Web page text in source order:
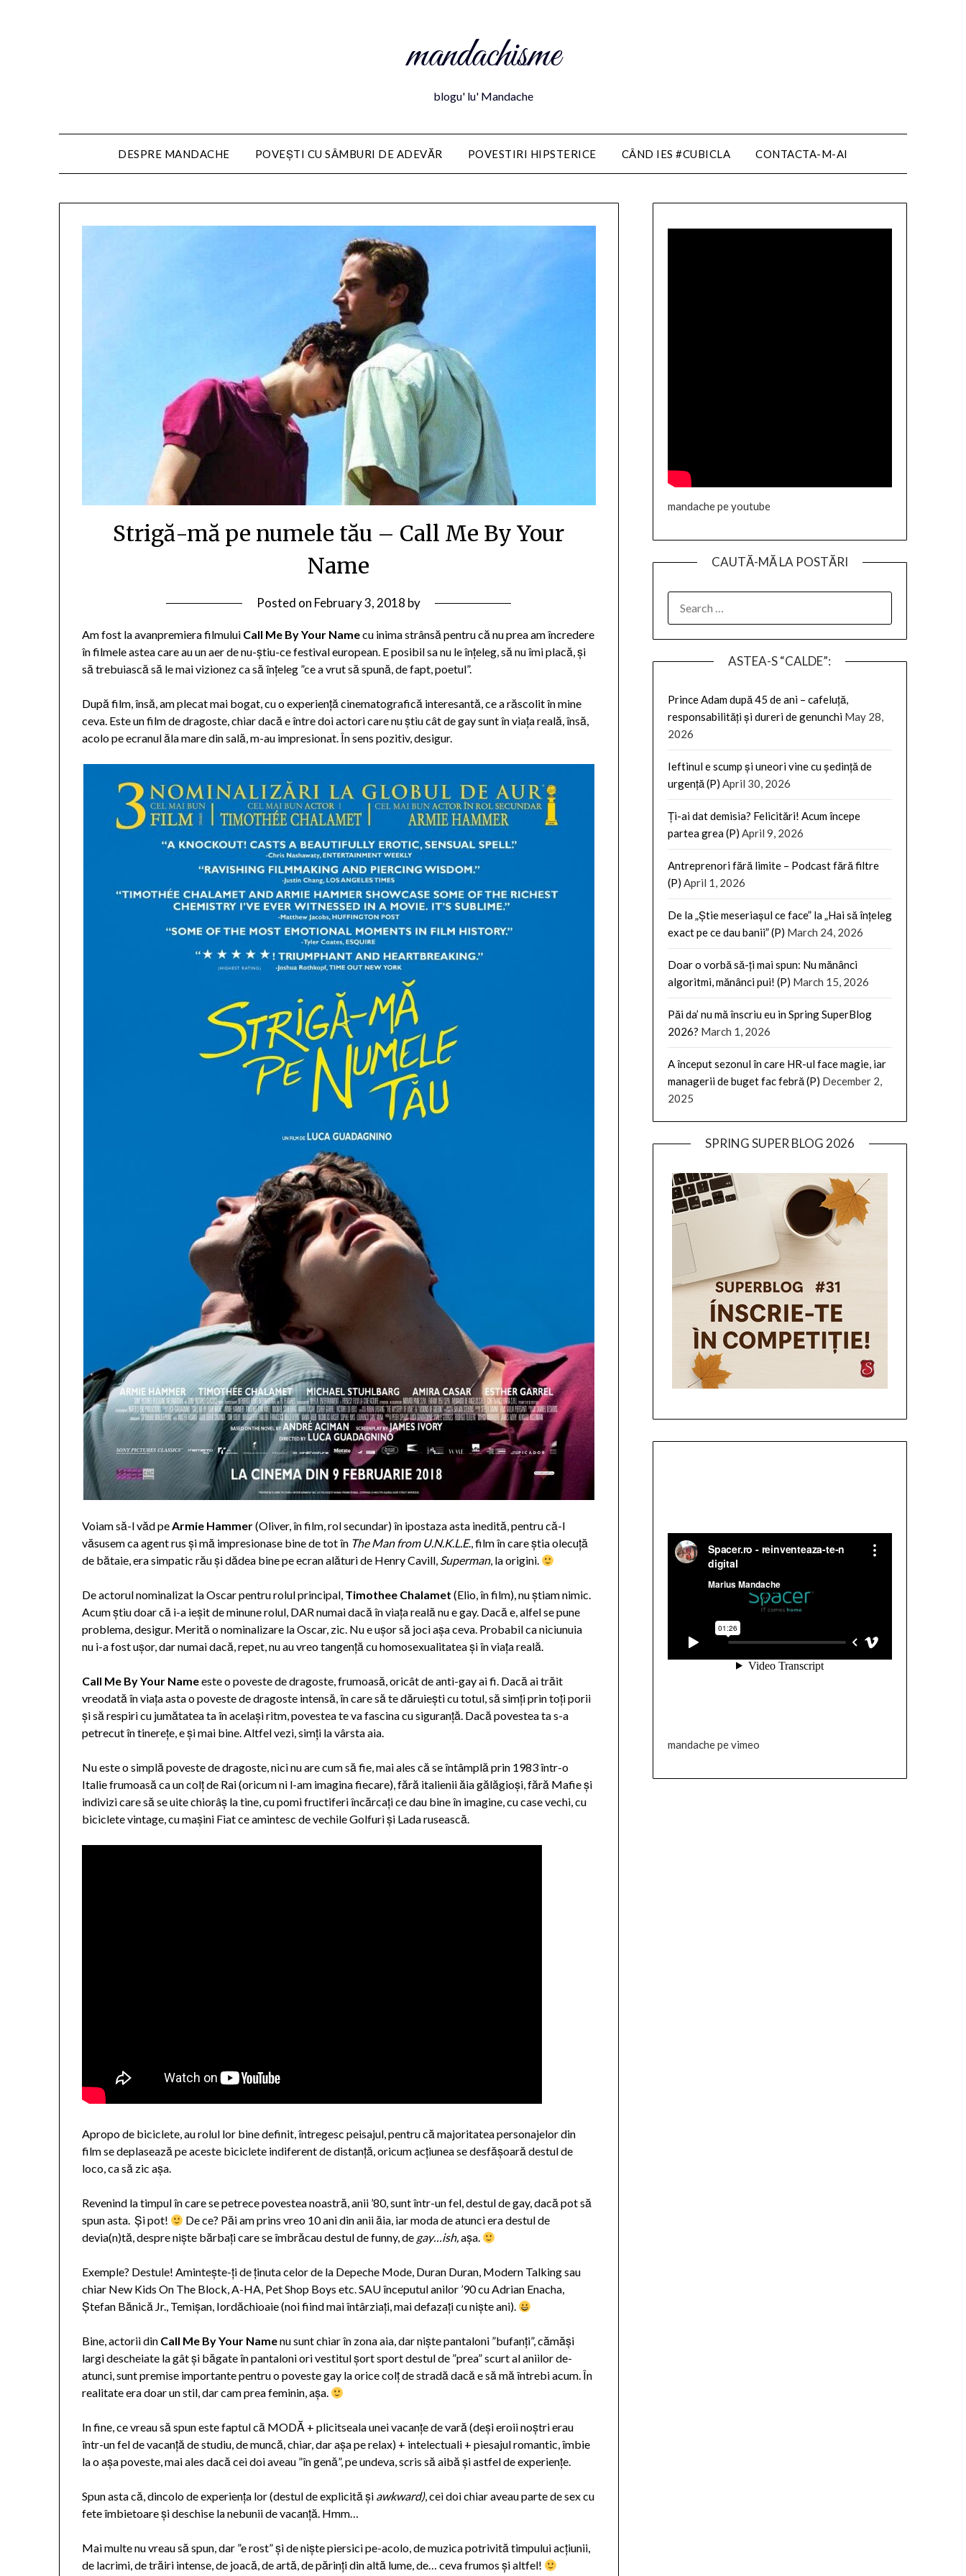
mandachisme
blogu' lu' Mandache
DESPRE MANDACHE POVEȘTI CU SÂMBURI DE ADEVĂR POVESTIRI HIPSTERICE CÂND IES #CUBICLA CONTACTA-M-AI
Strigă-mă pe numele tău – Call Me By Your
Name
Posted on February 3, 2018 by
Am fost la avanpremiera filmului Call Me By Your Namecu inima strânsă pentru că nu prea am încredere
în filmele astea care au un aer de nu-știu-ce festival european. E posibil sa nu le înțeleg, să nu îmi placă, și
să trebuiască să le mai vizionez ca să înțeleg ”ce a vrut să spună, de fapt, poetul”.
După film, însă, am plecat mai bogat, cu o experiență cinematografică interesantă, ce a răscolit în mine
ceva. Este un film de dragoste, chiar dacă e între doi actori care nu știu cât de gay sunt în viața reală, însă,
acolo pe ecranul ăla mare din sală, m-au impresionat. În sens pozitiv, desigur.
Voiam să-l văd peArmie Hammer(Oliver, în film, rol secundar) în ipostaza asta inedită, pentru că-l
văsusem ca agent rus și mă impresionase bine de tot în The Man from U.N.K.L.E., film în care știa olecuță
de bătaie, era simpatic rău și dădea bine pe ecran alături de Henry Cavill, Superman, la origini.
De actorul nominalizat la Oscar pentru rolul principal, Timothee Chalamet (Elio, în film), nu știam nimic.
Acum știu doar că i-a ieșit de minune rolul, DAR numai dacă în viața reală nu e gay. Dacă e, alfel se pune
problema, desigur. Merită o nominalizare la Oscar, zic. Nu e ușor să joci așa ceva. Probabil ca niciunuia
nu i-a fost ușor, dar numai dacă, repet, nu au vreo tangență cu homosexualitatea și în viața reală.
Call Me By Your Nameeste o poveste de dragoste, frumoasă, oricât de anti-gay ai fi. Dacă ai trăit
vreodată în viața asta o poveste de dragoste intensă, în care să te dăruiești cu totul, să simți prin toți porii
și să respiri cu jumătatea ta în același ritm, povestea te va fascina cu siguranță. Dacă povestea ta s-a
petrecut în tinerețe, e și mai bine. Altfel vezi, simți la vârsta aia.
Nu este o simplă poveste de dragoste, nici nu are cum să fie, mai ales că se întâmplă prin 1983 într-o
Italie frumoasă ca un colț de Rai (oricum ni l-am imagina fiecare), fără italienii ăia gălăgioși, fără Mafie și
indivizi care să se uite chiorâș la tine, cu pomi fructiferi încărcați ce dau bine în imagine, cu case vechi, cu
biciclete vintage, cu mașini Fiat ce amintesc de vechile Golfuri și Lada rusească.
Apropo de biciclete, au rolul lor bine definit, întregesc peisajul, pentru că majoritatea personajelor din
film se deplasează pe aceste biciclete indiferent de distanță, oricum acțiunea se desfășoară destul de
loco, ca să zic așa.
Revenind la timpul în care se petrece povestea noastră, anii ’80, sunt într-un fel, destul de gay, dacă pot să
spun asta. Și pot!
De ce? Păi am prins vreo 10 ani din anii ăia, iar moda de atunci era destul de
devia(n)tă, despre niște bărbați care se îmbrăcau destul de funny, de gay…ish,așa.
Exemple? Destule! Amintește-ți de ținuta celor de la Depeche Mode, Duran Duran, Modern Talking sau
chiar New Kids On The Block, A-HA, Pet Shop Boys etc. SAU începutul anilor ’90 cu Adrian Enacha,
Ștefan Bănică Jr., Temișan, Iordăchioaie (noi fiind mai întârziați, mai defazați cu niște ani).
Bine, actorii din Call Me By Your Namenu sunt chiar în zona aia, dar niște pantaloni ”bufanți”, cămăși
largi descheiate la gât și băgate în pantaloni ori vestitul șort sport destul de ”prea” scurt al aniilor de-
atunci, sunt premise importante pentru o poveste gay la orice colț de stradă dacă e să mă întrebi acum. În
realitate era doar un stil, dar cam prea feminin, așa.
In fine, ce vreau să spun este faptul că MODĂ + plicitseala unei vacanțe de vară (deși eroii noștri erau
într-un fel de vacanță de studiu, de muncă, chiar, dar așa pe relax) + intelectuali + piesajul romantic, îmbie
la o așa poveste, mai ales dacă cei doi aveau ”în genă”, pe undeva, scris să aibă și astfel de experiențe.
Spun asta că, dincolo de experiența lor (destul de explicită și awkward), cei doi chiar aveau parte de sex cu
fete îmbietoare și deschise la nebunii de vacanță. Hmm…
Mai multe nu vreau să spun, dar ”e rost” și de niște piersici pe-acolo, de muzica potrivită timpului acțiunii,
de lacrimi, de trăiri intense, de joacă, de artă, de părinți din altă lume, de… ceva frumos și altfel!
mandache pe youtube
CAUTĂ-MĂ LA POSTĂRI
FOR:
ASTEA-S “CALDE”:
Prince Adam după 45 de ani – cafeluță,
responsabilități și dureri de genunchi May 28,
2026
Ieftinul e scump și uneori vine cu ședință de
urgență (P) April 30, 2026
Ți-ai dat demisia? Felicitări! Acum începe
partea grea (P) April 9, 2026
Antreprenori fără limite – Podcast fără filtre
(P) April 1, 2026
De la „Știe meseriașul ce face” la „Hai să înțeleg
exact pe ce dau banii” (P) March 24, 2026
Doar o vorbă să-ți mai spun: Nu mănânci
algoritmi, mănânci pui! (P) March 15, 2026
Păi da’ nu mă înscriu eu in Spring SuperBlog
2026? March 1, 2026
A început sezonul în care HR-ul face magie, iar
managerii de buget fac febră (P) December 2,
2025
SPRING SUPER BLOG 2026
mandache pe vimeo